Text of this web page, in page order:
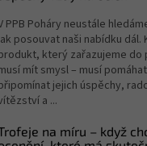
PPB Poháry neustále
posouvat naši nabídku dál.
který zařazujeme do
mít smysl – musí
jejich úspěchy,
a ...
na míru – když